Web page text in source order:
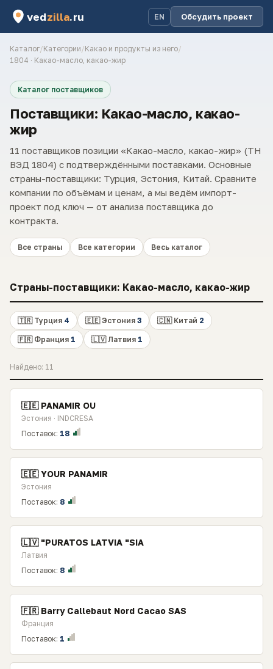
vedzilla.ru EN Обсудить проект
Каталог/Категории/Какао и продукты из него/
1804 · Какао-масло, какао-жир
Каталог поставщиков
Поставщики: Какао-масло, какао-
жир
11 поставщиков позиции «Какао-масло, какао-жир» (ТН
ВЭД 1804) с подтверждёнными поставками. Основные
страны-поставщики: Турция, Эстония, Китай. Сравните
компании по объёмам и ценам, а мы ведём импорт-
проект под ключ — от анализа поставщика до
контракта.
Все страны Все категории Весь каталог
Страны-поставщики: Какао-масло, какао-жир
🇹🇷 Турция 4 🇪🇪 Эстония 3 🇨🇳 Китай 2
🇫🇷 Франция 1 🇱🇻 Латвия 1
Найдено: 11
🇪🇪 PANAMIR OU
Эстония · INDCRESA
Поставок: 18
🇪🇪 YOUR PANAMIR
Эстония
Поставок: 8
🇱🇻 "PURATOS LATVIA "SIA
Латвия
Поставок: 8
🇫🇷 Barry Callebaut Nord Cacao SAS
Франция
Поставок: 1